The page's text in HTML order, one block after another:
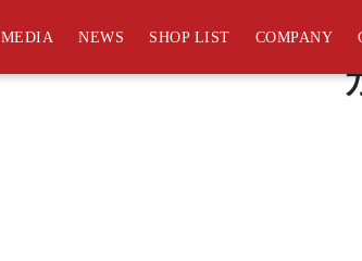
MEDIA NEWS SHOP LIST COMPANY